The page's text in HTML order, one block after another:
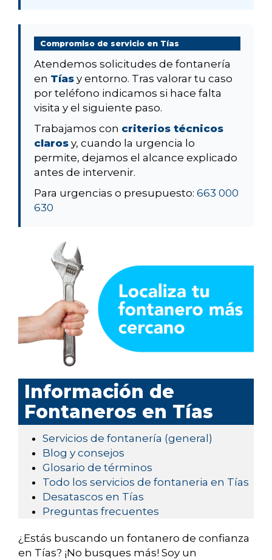
Compromiso de servicio en Tías
Atendemos solicitudes de fontanería
en Tías y entorno. Tras valorar tu caso
por teléfono indicamos si hace falta
visita y el siguiente paso.
Trabajamos con criterios técnicos
claros y, cuando la urgencia lo
permite, dejamos el alcance explicado
antes de intervenir.
Para urgencias o presupuesto: 663 000
630
Información de
Fontaneros en Tías
Servicios de fontanería (general)
Blog y consejos
Glosario de términos
Todo los servicios de fontaneria en Tías
Desatascos en Tías
Preguntas frecuentes
¿Estás buscando un fontanero de confianza
en Tías? ¡No busques más! Soy un